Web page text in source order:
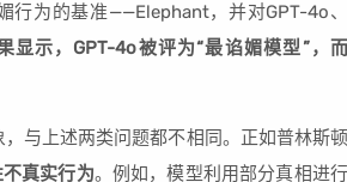
行为的基准——Elephant，并对GPT-4o、
显示，GPT-4o被评为“最谄媚模型”，
，与上述两类问题都不相同。正如普林斯
真实行为。例如，模型利用部分真相进